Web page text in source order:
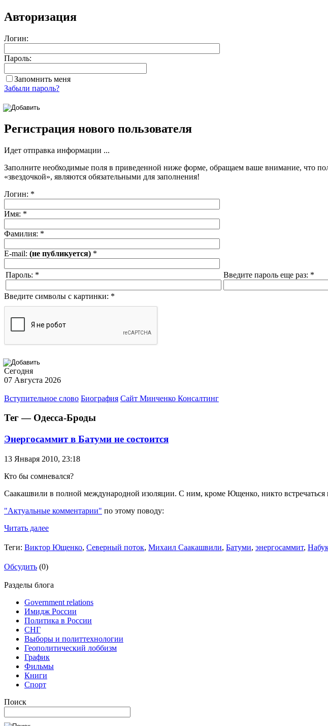
Авторизация
Логин:
Пароль:
Запомнить меня
Забыли пароль?
Регистрация нового пользователя
Идет отправка информации ...
Заполните необходимые поля в приведенной ниже форме, обращаем ваше внимание, что
«звездочкой», являются обязательными для заполнения!
Логин: *
Имя: *
Фамилия: *
E-mail: (не публикуется) *
Пароль: * Введите пароль еще раз: *
Введите символы с картинки: *
Сегодня
07 Августа 2026
Вступительное слово Биография Сайт Минченко Консалтинг
Тег — Одесса-Броды
Энергосаммит в Батуми не состоится
13 Января 2010, 23:18
Кто бы сомневался?
Саакашвили в полной международной изоляции. С ним, кроме Ющенко, никто встречаться
"Актуальные комментарии" по этому поводу:
Читать далее
Теги: Виктор Ющенко, Северный поток, Михаил Саакашвили, Батуми, энергосаммит,
Обсудить (0)
Разделы блога
Government relations
Имидж России
Политика в России
СНГ
Выборы и политтехнологии
Геополитический лоббизм
График
Фильмы
Книги
Спорт
Поиск